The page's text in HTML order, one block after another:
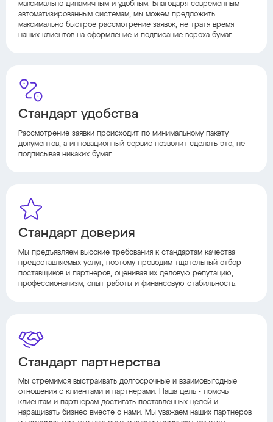
максимально динамичным и удобным. Благодаря современным
автоматизированным системам, мы можем предложить
максимально быстрое рассмотрение заявок, не тратя время
наших клиентов на оформление и подписание вороха бумаг.
Стандарт удобства
Рассмотрение заявки происходит по минимальному пакету
документов, а инновационный сервис позволит сделать это, не
подписывая никаких бумаг.
Стандарт доверия
Мы предъявляем высокие требования к стандартам качества
предоставляемых услуг, поэтому проводим тщательный отбор
поставщиков и партнеров, оценивая их деловую репутацию,
профессионализм, опыт работы и финансовую стабильность.
Стандарт партнерства
Мы стремимся выстраивать долгосрочные и взаимовыгодные
отношения с клиентами и партнерами. Наша цель - помочь
клиентам и партнерам достигать поставленных целей и
наращивать бизнес вместе с нами. Мы уважаем наших партнеров